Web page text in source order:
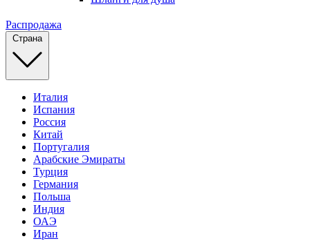
Распродажа
Страна
Италия
Испания
Россия
Китай
Португалия
Арабские Эмираты
Турция
Германия
Польша
Индия
ОАЭ
Иран